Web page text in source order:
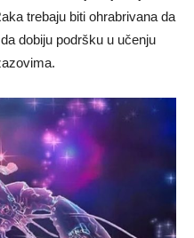
trebaju biti ohrabrivana da
dobiju podršku u učenju